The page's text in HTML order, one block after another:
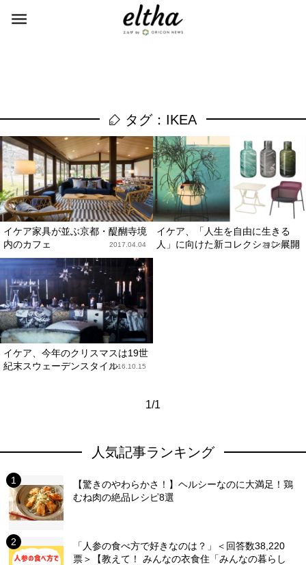
タグ：IKEA
イケア家具が並ぶ京都・醍醐寺境
内のカフェ
2017.04.04
イケア、「人生を自由に生きる
人」に向けた新コレクション展開
2017.02.05
イケア、今年のクリスマスは19世
紀末スウェーデンスタイル2016.10.15
1/1
人気記事ランキング
【驚きのやわらかさ！】ヘルシーなのに大満足！鶏
むね肉の絶品レシピ8選
「人参の食べ方で好きなのは？」＜回答数38,220
票＞【教えて！ みんなの衣食住「みんなの暮らし